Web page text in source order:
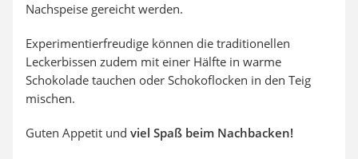
Nachspeise gereicht werden.
Experimentierfreudige können die traditionellen
Leckerbissen zudem mit einer Hälfte in warme
Schokolade tauchen oder Schokoflocken in den Teig
mischen.
Guten Appetit und viel Spaß beim Nachbacken!